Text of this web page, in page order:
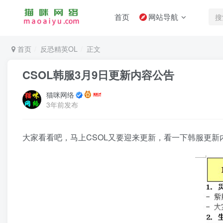
首页 网站导航
首页 反恐精英OL 正文
CSOL韩服3月9日更新内容公告
猫咪网络
3年前发布
大家看看吧，马上CSOL又要迎来更新，看一下韩服更新